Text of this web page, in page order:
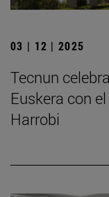
03 | 12 | 2025
Tecnun
Euskera con
Harrobi